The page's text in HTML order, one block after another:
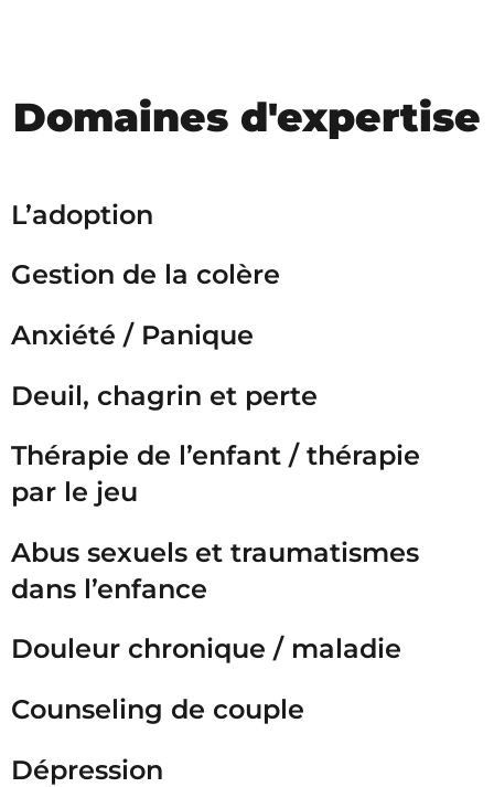
Domaines d'expertise
L’adoption
Gestion de la colère
Anxiété / Panique
Deuil, chagrin et perte
Thérapie de l’enfant / thérapie
par le jeu
Abus sexuels et traumatismes
dans l’enfance
Douleur chronique / maladie
Counseling de couple
Dépression